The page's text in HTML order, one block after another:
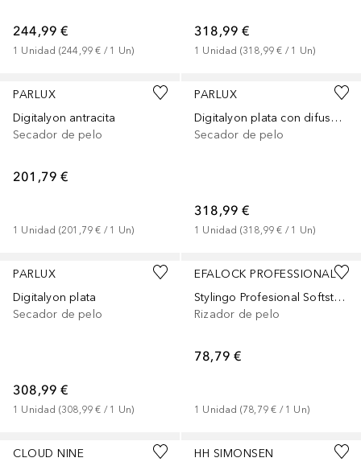
244,99 €
1 Unidad (244,99 € / 1 Un)
318,99 €
1 Unidad (318,99 € / 1 Un)
PARLUX
Digitalyon antracita
Secador de pelo
201,79 €
1 Unidad (201,79 € / 1 Un)
PARLUX
Digitalyon plata con difusor Magic Sense
Secador de pelo
318,99 €
1 Unidad (318,99 € / 1 Un)
PARLUX
Digitalyon plata
Secador de pelo
308,99 €
1 Unidad (308,99 € / 1 Un)
EFALOCK PROFESSIONAL
Stylingo Profesional Softstyler
Rizador de pelo
78,79 €
1 Unidad (78,79 € / 1 Un)
CLOUD NINE
HH SIMONSEN